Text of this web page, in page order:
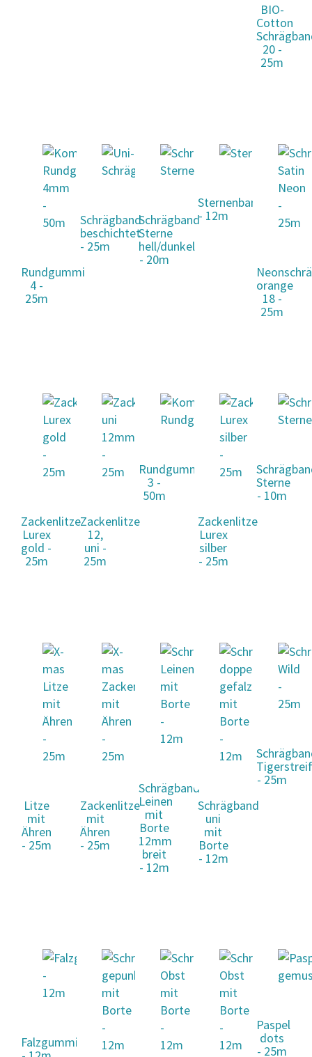
BIO-
Cotton
20 -
25m
Rundgummi
4 -
25m
Schrägband
beschichtet
- 25m
Schrägband
Sterne
hell/dunkel
- 20m
Sternenband
- 12m
orange
18 -
25m
Zackenlitze
Lurex
gold -
25m
Zackenlitze
12,
uni -
25m
Rundgummi
3 -
50m
Zackenlitze
Lurex
silber
- 25m
Sterne
- 10m
Litze
mit
Ähren
- 25m
Zackenlitze
mit
Ähren
- 25m
Schrägband
Leinen
mit
Borte
12mm
breit
- 12m
Schrägband
uni
mit
Borte
- 12m
- 25m
Falzgummi
Paspel
dots
- 25m